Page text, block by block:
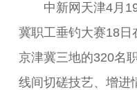
中新网天津4月19
冀职工垂钓大赛18
京津冀三地的320名
线间切磋技艺、增进